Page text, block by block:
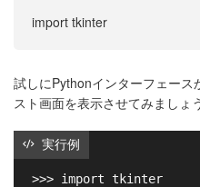
import tkinter
試しにPythonインターフェー
スト画面を表示させてみましょう
実行例
>>> import tkinter